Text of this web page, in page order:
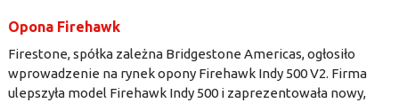
Opona Firehawk
Firestone, spółka zależna Bridgestone Americas, ogłosiło
wprowadzenie na rynek opony Firehawk Indy 500 V2. Firma
ulepszyła model Firehawk Indy 500 i zaprezentowała nowy,